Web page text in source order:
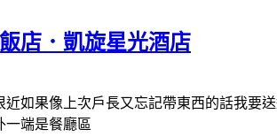
店．凱旋星光酒店
如果像上次戶長又忘記帶東西的話我
一端是餐廳區